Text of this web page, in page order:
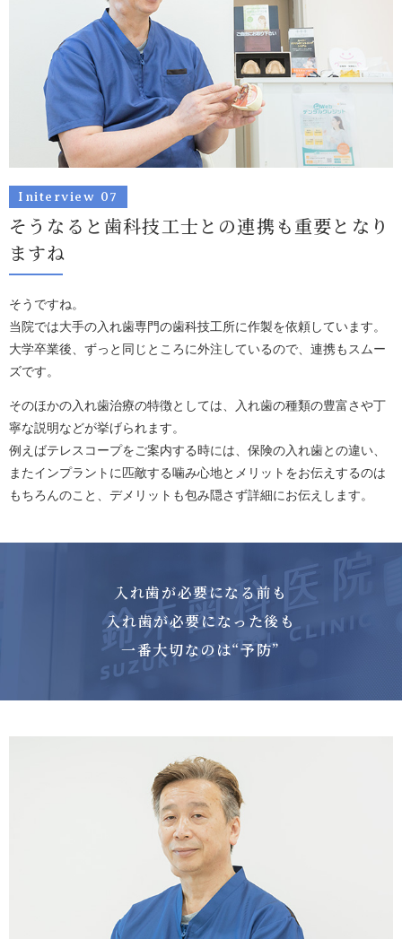
Initerview 07
そうなると歯科技工士との連携も重要となり
ますね
そうですね。
当院では大手の入れ歯専門の歯科技工所に作製を依頼しています。
大学卒業後、ずっと同じところに外注しているので、連携もスムー
ズです。
そのほかの入れ歯治療の特徴としては、入れ歯の種類の豊富さや丁
寧な説明などが挙げられます。
例えばテレスコープをご案内する時には、保険の入れ歯との違い、
またインプラントに匹敵する噛み心地とメリットをお伝えするのは
もちろんのこと、デメリットも包み隠さず詳細にお伝えします。
入れ歯が必要になる前も
入れ歯が必要になった後も
一番大切なのは“予防”